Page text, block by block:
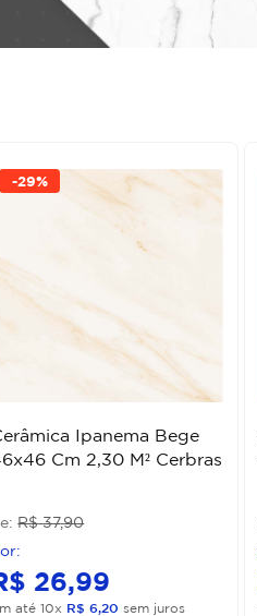
-29%
Ipanema Bege
Cm 2,30 M² Cerbras
R$ 37,90
26,99
até10x R$ 6,20 sem juros